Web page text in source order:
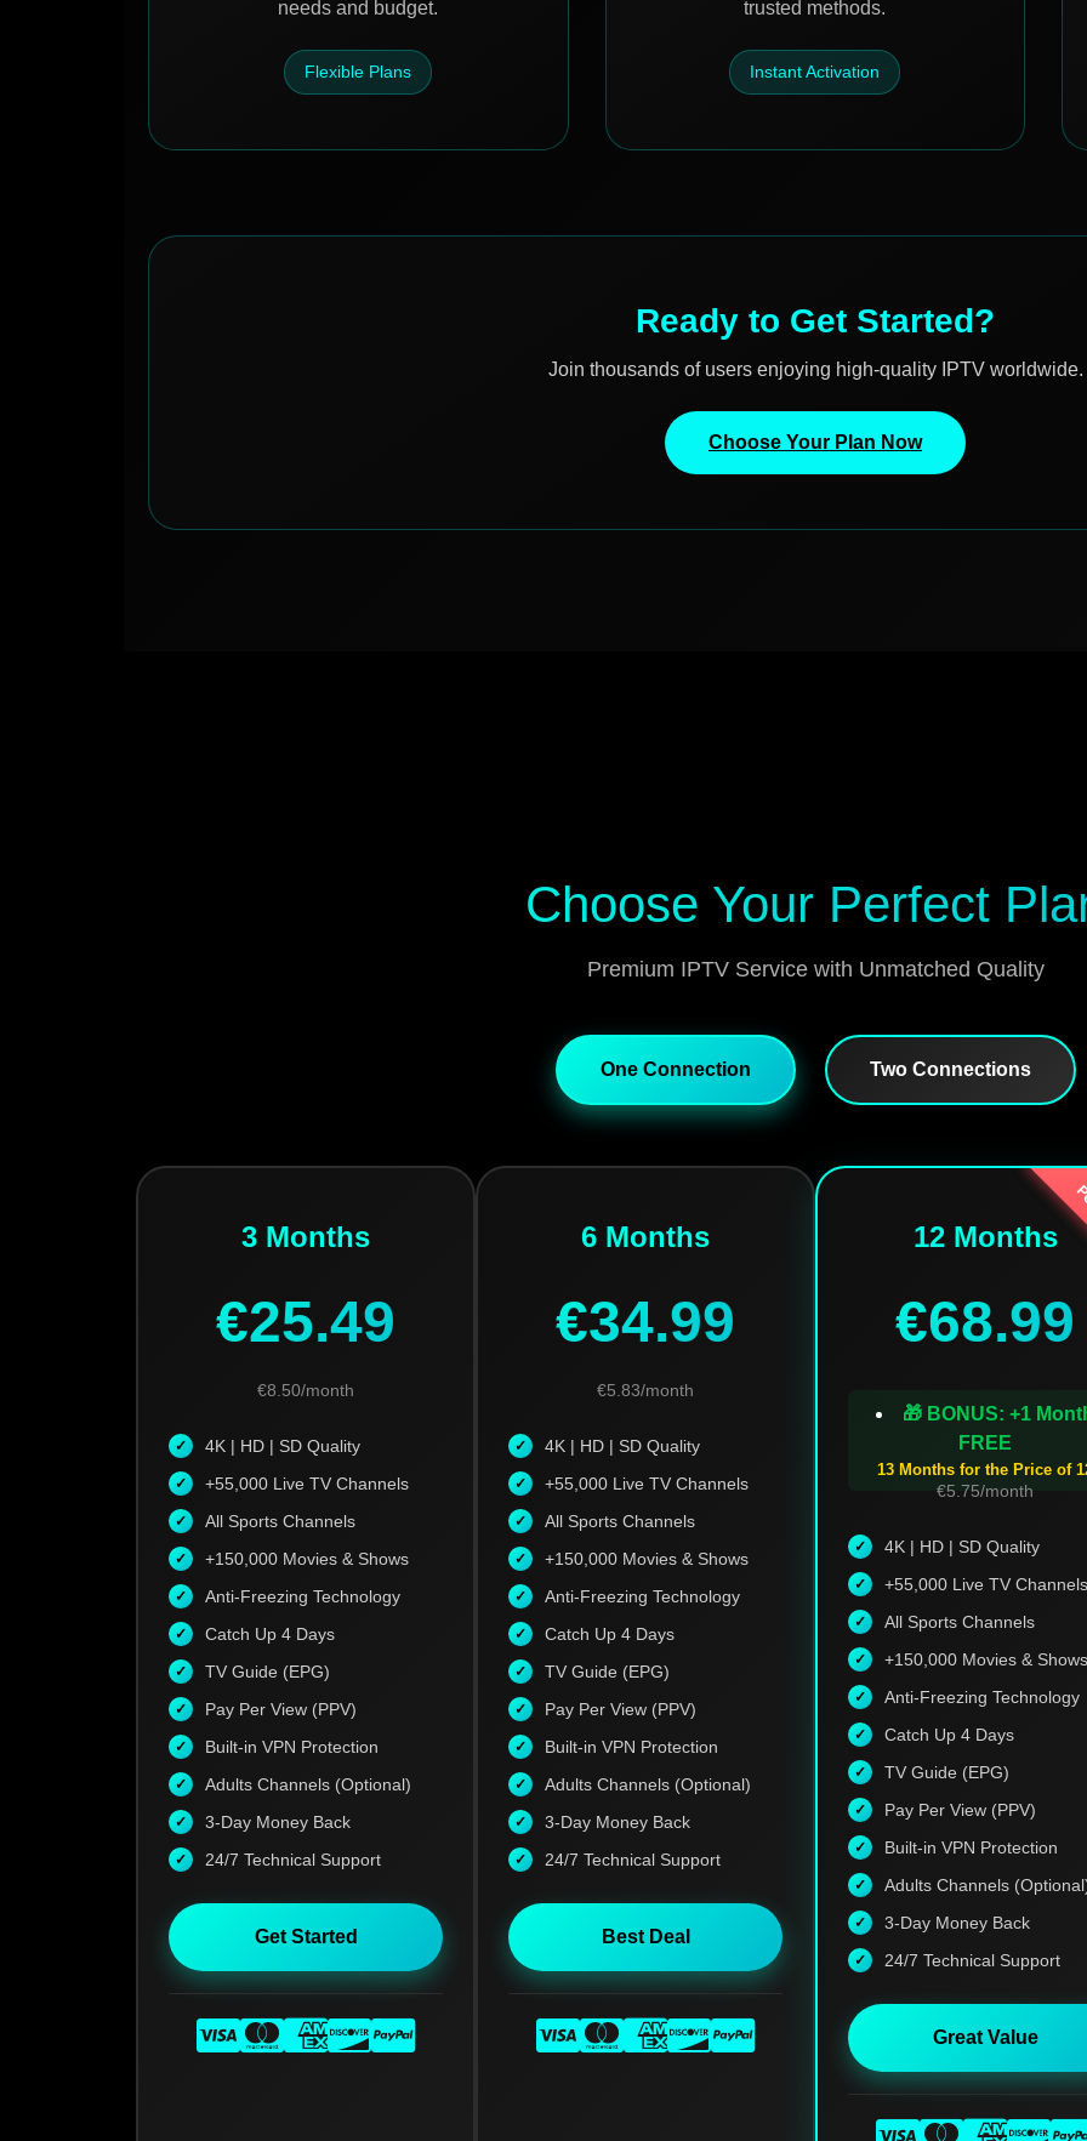
needs and budget.
Flexible Plans
trusted methods.
Instant Activation
Ready to Get Started?
Join thousands of users enjoying high-quality IPTV worldwide.
Choose Your Plan Now
Choose Your Perfect
Premium IPTV Service with Unmatched Quality
One Connection Two Connections
3 Months
€25.49
€8.50/month
4K | HD | SD Quality
+55,000 Live TV Channels
All Sports Channels
+150,000 Movies & Shows
Anti-Freezing Technology
Catch Up 4 Days
TV Guide (EPG)
Pay Per View (PPV)
Built-in VPN Protection
Adults Channels (Optional)
3-Day Money Back
24/7 Technical Support
Get Started
6 Months
€34.99
€5.83/month
4K | HD | SD Quality
+55,000 Live TV Channels
All Sports Channels
+150,000 Movies & Shows
Anti-Freezing Technology
Catch Up 4 Days
TV Guide (EPG)
Pay Per View (PPV)
Built-in VPN Protection
Adults Channels (Optional)
3-Day Money Back
24/7 Technical Support
Best Deal
12 Months
€68.99
🎁 BONUS: +1
FREE
13 Months for the Price of
€5.75/month
4K | HD | SD Quality
+55,000 Live TV Channels
All Sports Channels
+150,000 Movies & Shows
Anti-Freezing Technology
Catch Up 4 Days
TV Guide (EPG)
Pay Per View (PPV)
Built-in VPN Protection
Adults Channels
3-Day Money Back
24/7 Technical Support
Great Value